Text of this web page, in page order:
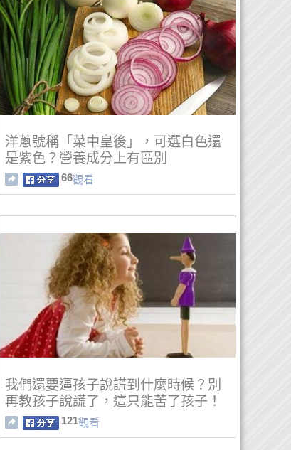
洋蔥號稱「菜中皇後」，可選白色還
是紫色？營養成分上有區別
66觀看
我們還要逼孩子說謊到什麼時候？別
再教孩子說謊了，這只能苦了孩子！
121觀看